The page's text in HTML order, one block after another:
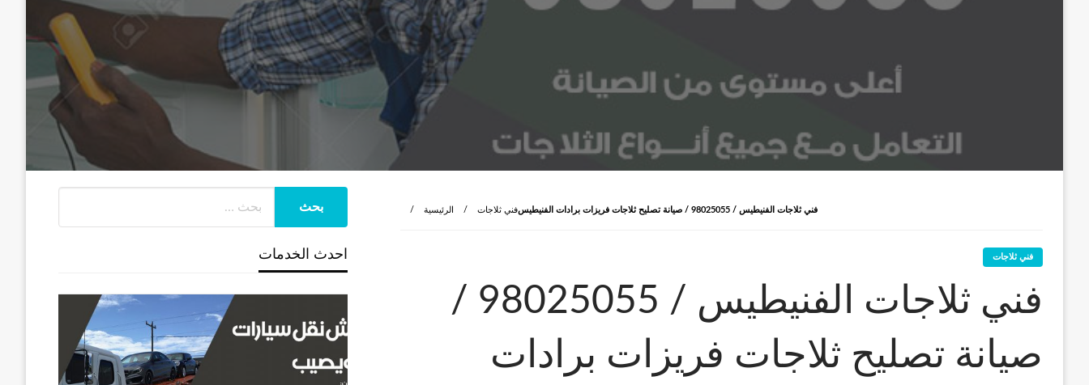
الرئيسية فني ثلاجات فني ثلاجات الفنيطيس / 98025055 / صيانة تصليح ثلاجات فريزات برادات الفنيطيس
فني ثلاجات
فني ثلاجات الفنيطيس / 98025055 /
صيانة تصليح ثلاجات فريزات برادات
احدث الخدمات